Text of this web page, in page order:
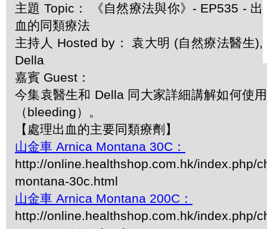
主題 Topic： 《自然療法與你》- EP535 - 出
血的同類療法
主持人 Hosted by： 袁大明 (自然療法醫生),
Della
嘉賓 Guest：
今集袁醫生和 Della 同大家詳細講解如何使
（bleeding）。
【處理出血的主要同類療劑】
山金車 Arnica Montana 30C：
http://online.healthshop.com.hk/index.php/
montana-30c.html
山金車 Arnica Montana 200C：
http://online.healthshop.com.hk/index.php/